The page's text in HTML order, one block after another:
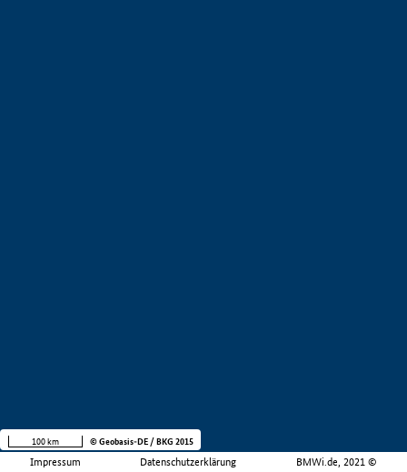
Impressum Datenschutzerklärung BMWi.de, 2021 ©
100 km © Geobasis-DE / BKG 2015